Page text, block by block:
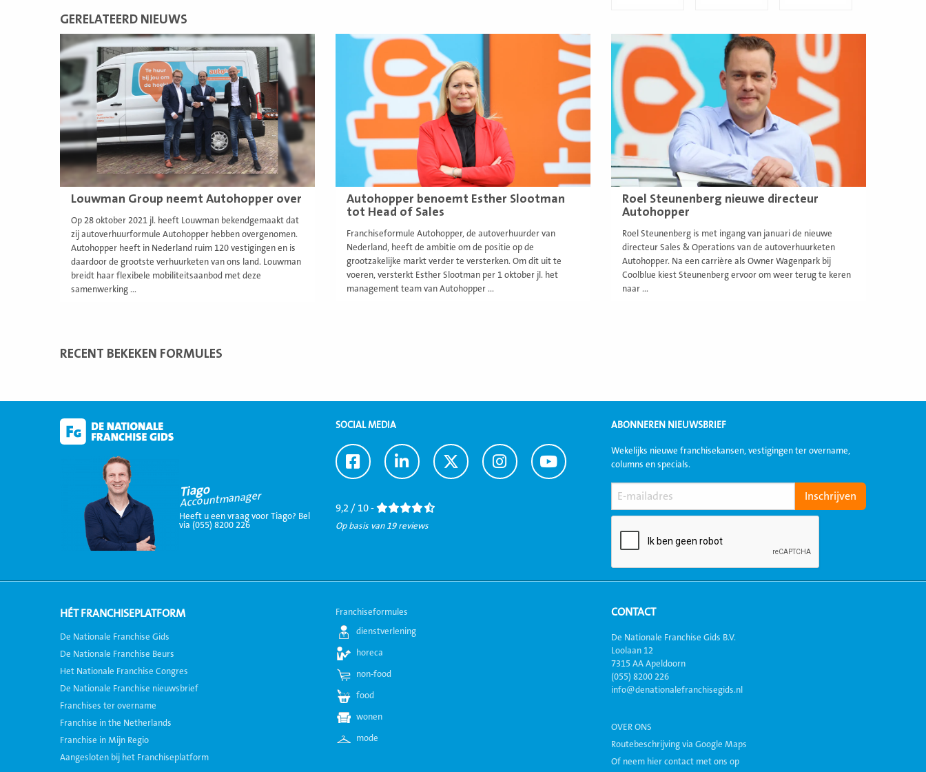
GERELATEERD NIEUWS
Louwman Group neemt Autohopper over
Op 28 oktober 2021 jl. heeft Louwman bekendgemaakt dat
zij autoverhuurformule Autohopper hebben overgenomen.
Autohopper heeft in Nederland ruim 120 vestigingen en is
daardoor de grootste verhuurketen van ons land. Louwman
breidt haar flexibele mobiliteitsaanbod met deze
samenwerking ...
Lees
meer
Autohopper benoemt Esther Slootman
tot Head of Sales
Franchiseformule Autohopper, de autoverhuurder van
Nederland, heeft de ambitie om de positie op de
grootzakelijke markt verder te versterken. Om dit uit te
voeren, versterkt Esther Slootman per 1 oktober jl. het
management team van Autohopper ...
Lees
Roel Steunenberg nieuwe directeur
Autohopper
Roel Steunenberg is met ingang van januari de nieuwe
directeur Sales & Operations van de autoverhuurketen
Autohopper. Na een carrière als Owner Wagenpark bij
Coolblue kiest Steunenberg ervoor om weer terug te keren
naar ...
Lees
meer
RECENT BEKEKEN FORMULES
Tiago
Accountmanager
Heeft u een vraag voor Tiago? Bel
via (055) 8200 226
SOCIAL MEDIA
Ga
naar
Ga
naar
Ga
naar
Ga
naar
Ga
naar
9,2 / 10 -
Op basis van 19 reviews
ABONNEREN NIEUWSBRIEF
Wekelijks nieuwe franchisekansen, vestigingen ter overname,
columns en specials.
HÉT FRANCHISEPLATFORM
De Nationale Franchise Gids
De Nationale Franchise Beurs
Het Nationale Franchise Congres
De Nationale Franchise nieuwsbrief
Franchises ter overname
Franchise in the Netherlands
Franchise in Mijn Regio
Aangesloten bij het Franchiseplatform
Franchiseformules
dienstverlening
horeca
non-food
food
wonen
mode
CONTACT
De Nationale Franchise Gids B.V.
Loolaan 12
7315 AA Apeldoorn
(055) 8200 226
info@denationalefranchisegids.nl
OVER ONS
Routebeschrijving via Google Maps
Of neem hier contact met ons op